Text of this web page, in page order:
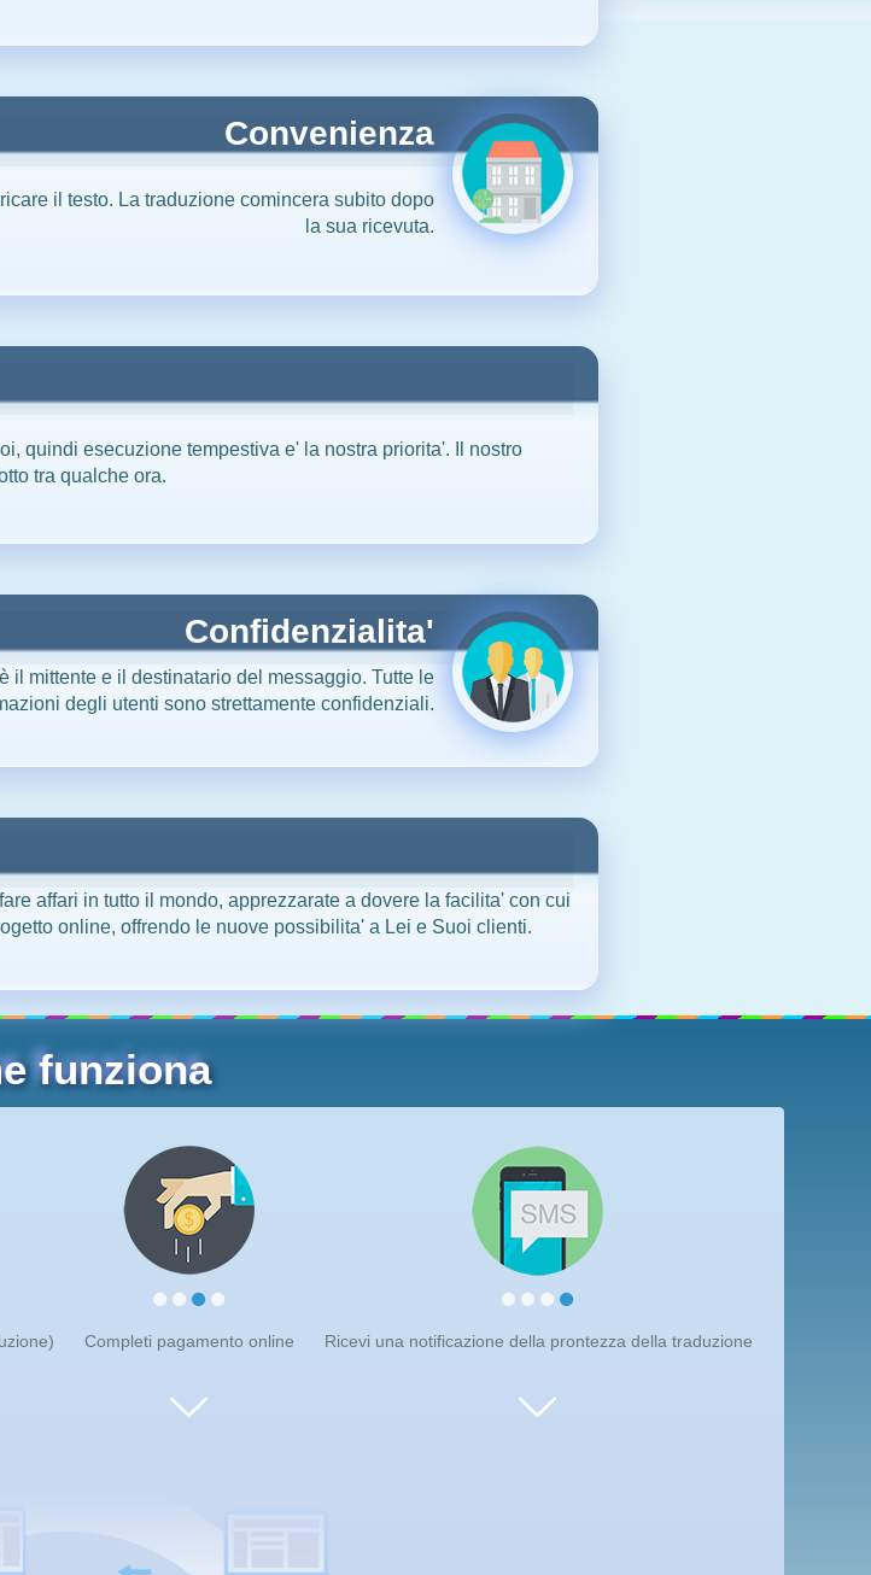
Convenienza
il testo. La traduzione comincera subito dopo
la sua ricevuta.
quindi esecuzione tempestiva e' la nostra priorita'. Il nostro
tra qualche ora.
Confidenzialita'
il mittente e il destinatario del messaggio. Tutte le
degli utenti sono strettamente confidenziali.
affari in tutto il mondo, apprezzarate a dovere la facilita' con cui
online, offrendo le nuove possibilita' a Lei e Suoi clienti.
funziona
Completi pagamento online Ricevi una notificazione della prontezza della traduzione